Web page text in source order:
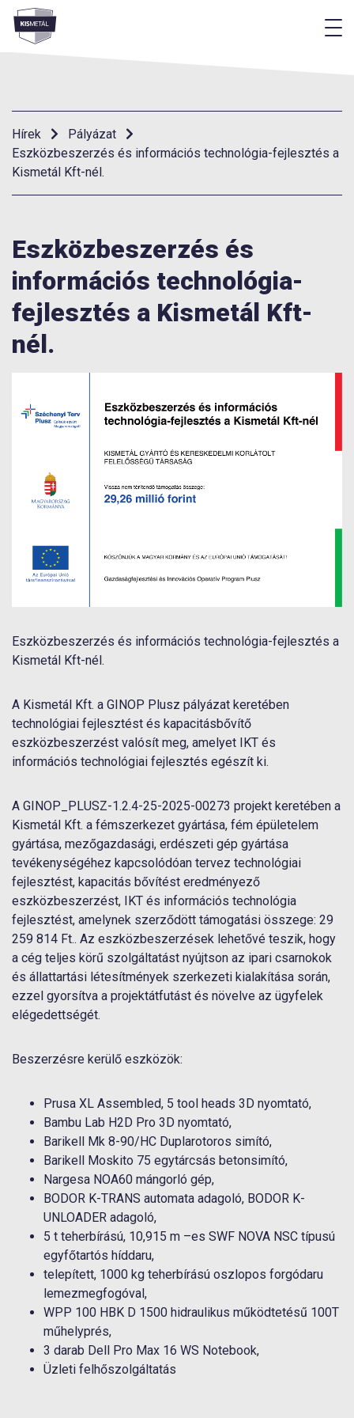
Menü
Hírek
Pályázat
Eszközbeszerzés és információs technológia-fejlesztés a
Kismetál Kft-nél.
Eszközbeszerzés és
információs technológia-
fejlesztés a Kismetál Kft-
nél.
Eszközbeszerzés és információs technológia-fejlesztés a
Kismetál Kft-nél.
A Kismetál Kft. a GINOP Plusz pályázat keretében
technológiai fejlesztést és kapacitásbővítő
eszközbeszerzést valósít meg, amelyet IKT és
információs technológiai fejlesztés egészít ki.
A GINOP_PLUSZ-1.2.4-25-2025-00273 projekt keretében a
Kismetál Kft. a fémszerkezet gyártása, fém épületelem
gyártása, mezőgazdasági, erdészeti gép gyártása
tevékenységéhez kapcsolódóan tervez technológiai
fejlesztést, kapacitás bővítést eredményező
eszközbeszerzést, IKT és információs technológia
fejlesztést, amelynek szerződött támogatási összege: 29
259 814 Ft.. Az eszközbeszerzések lehetővé teszik, hogy
a cég teljes körű szolgáltatást nyújtson az ipari csarnokok
és állattartási létesítmények szerkezeti kialakítása során,
ezzel gyorsítva a projektátfutást és növelve az ügyfelek
elégedettségét.
Beszerzésre kerülő eszközök:
Prusa XL Assembled, 5 tool heads 3D nyomtató,
Bambu Lab H2D Pro 3D nyomtató,
Barikell Mk 8-90/HC Duplarotoros simító,
Barikell Moskito 75 egytárcsás betonsimító,
Nargesa NOA60 mángorló gép,
BODOR K-TRANS automata adagoló, BODOR K-
UNLOADER adagoló,
5 t teherbírású, 10,915 m –es SWF NOVA NSC típusú
egyfőtartós híddaru,
telepített, 1000 kg teherbírású oszlopos forgódaru
lemezmegfogóval,
WPP 100 HBK D 1500 hidraulikus működtetésű 100T
műhelyprés,
3 darab Dell Pro Max 16 WS Notebook,
Üzleti felhőszolgáltatás